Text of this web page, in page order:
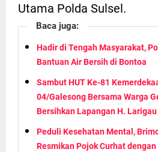
Utama Polda Sulsel.
Baca juga:
Hadir di Tengah Masyarakat,
Bantuan Air Bersih di Bontoa
Sambut HUT Ke-81
04/Galesong Bersama Warga
Bersihkan Lapangan H. Larigau
Peduli Kesehatan Mental,
Resmikan Pojok Curhat